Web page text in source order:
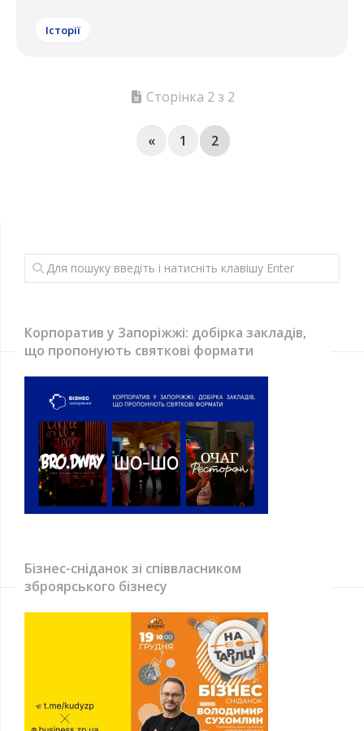
Історії
Сторінка 2 з 2
« 1 2
Корпоратив у Запоріжжі: добірка закладів,
що пропонують святкові формати
Бізнес-сніданок зі співвласником
зброярського бізнесу